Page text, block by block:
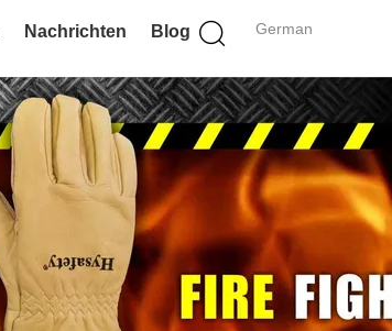
German
Nachrichten Blog